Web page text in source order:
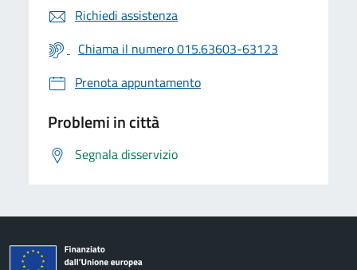
Richiedi assistenza
Chiama il numero 015.63603-63123
Prenota appuntamento
Problemi in città
Segnala disservizio